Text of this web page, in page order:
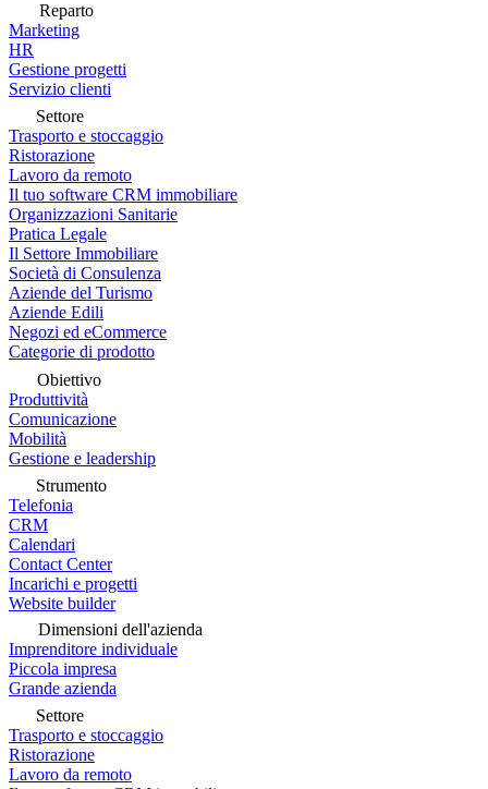
Reparto
Marketing
HR
Gestione progetti
Servizio clienti
Settore
Trasporto e stoccaggio
Ristorazione
Lavoro da remoto
Il tuo software CRM immobiliare
Organizzazioni Sanitarie
Pratica Legale
Il Settore Immobiliare
Società di Consulenza
Aziende del Turismo
Aziende Edili
Negozi ed eCommerce
Categorie di prodotto
Obiettivo
Produttività
Comunicazione
Mobilità
Gestione e leadership
Strumento
Telefonia
CRM
Calendari
Contact Center
Incarichi e progetti
Website builder
Dimensioni dell'azienda
Imprenditore individuale
Piccola impresa
Grande azienda
Settore
Trasporto e stoccaggio
Ristorazione
Lavoro da remoto